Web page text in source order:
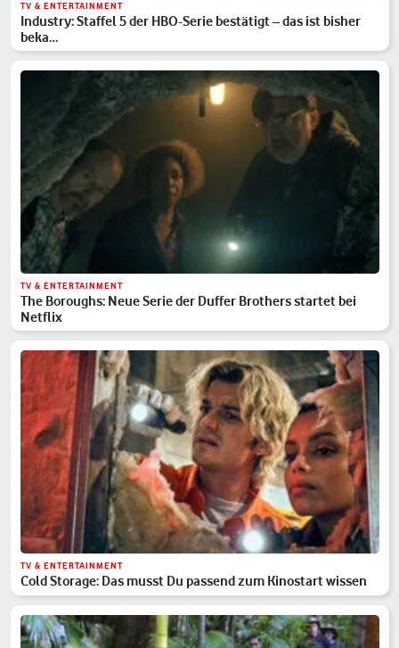
TV & ENTERTAINMENT
Industry: Staffel 5 der HBO-Serie bestätigt – das ist bisher
beka…
TV & ENTERTAINMENT
The Boroughs: Neue Serie der Duffer Brothers startet bei
Netflix
TV & ENTERTAINMENT
Cold Storage: Das musst Du passend zum Kinostart wissen